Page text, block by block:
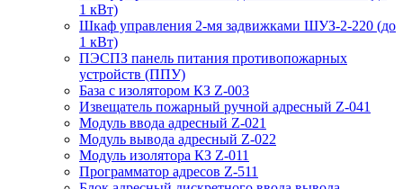
1 кВт)
Шкаф управления 2-мя задвижками ШУЗ-2-220 (до
1 кВт)
ПЭСПЗ панель питания противопожарных
устройств (ППУ)
База с изолятором КЗ Z-003
Извещатель пожарный ручной адресный Z-041
Модуль ввода адресный Z-021
Модуль вывода адресный Z-022
Модуль изолятора КЗ Z-011
Программатор адресов Z-511